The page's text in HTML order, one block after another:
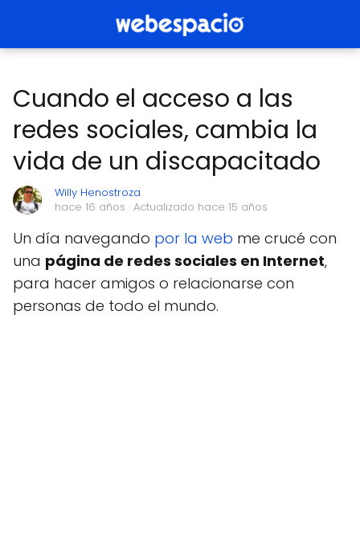
Cuando el acceso a las
redes sociales, cambia la
vida de un discapacitado
Willy Henostroza
hace 16 años · Actualizado hace 15 años
Un día navegando por la web me crucé con
una página de redes sociales en Internet,
para hacer amigos o relacionarse con
personas de todo el mundo.